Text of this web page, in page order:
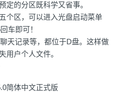
定的分区既科学又省事。
区，可以进入光盘启动菜单
车即可！
天记录等，都位于D盘。这样做
用户个人文件。
简体中文正式版